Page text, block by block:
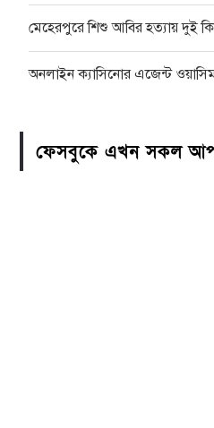
মেহেরপুরে শিশু আবির হত্যায় দুই
অনলাইন ক্যাসিনোর এজেন্ট ওয়াসিম
ফেসবুকে এখন সকল